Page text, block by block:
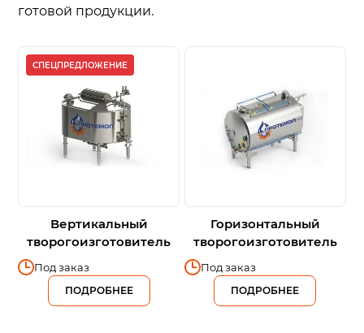
готовой продукции.
СПЕЦПРЕДЛОЖЕНИЕ
Вертикальный
творогоизготовитель
Под заказ
ПОДРОБНЕЕ
Горизонтальный
творогоизготовитель
Под заказ
ПОДРОБНЕЕ